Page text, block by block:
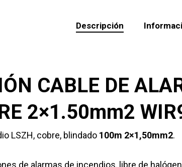
Descripción
CABLE DE
2×1.50mm2
LSZH, cobre, blindado 100m 2×1,50mm2.
de alarmas de incendios, libre de